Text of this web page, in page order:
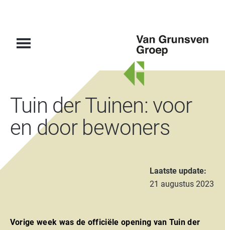
Grunsven
Groep
Tuin der Tuinen: voor
en door bewoners
Laatste update:
21 augustus 2023
Vorige week was de officiële opening van Tuin der